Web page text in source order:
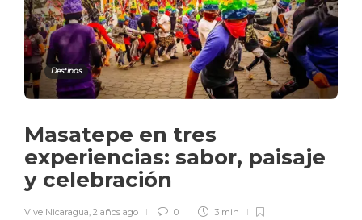
Destinos
Masatepe en tres
experiencias: sabor, paisaje
y celebración
Vive Nicaragua, 2 años ago 0 3 min